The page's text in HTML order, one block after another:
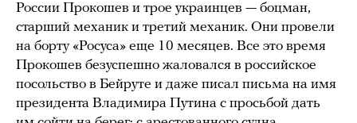
России Прокошев и трое украинцев — боцман,
старший механик и третий механик. Они провели
на борту «Росуса» еще 10 месяцев. Все это время
Прокошев безуспешно жаловался в российское
посольство в Бейруте и даже писал письма на имя
президента Владимира Путина с просьбой дать